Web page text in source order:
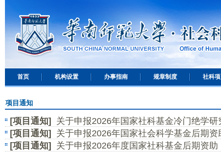
首页 机构设置 办事指南 规章制度 社科
项目通知
[项目通知]
关于申报2026年国家社科基金冷门绝学研
[项目通知]
关于申报2026年国家社会科学基金后期
通知
[项目通知]
关于申报2026年度国家社科基金后期资